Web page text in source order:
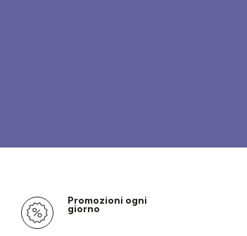
Promozioni ogni
giorno